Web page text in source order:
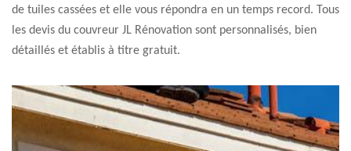
de tuiles cassées et elle vous répondra en un temps record. Tous
les devis du couvreur JL Rénovation sont personnalisés, bien
détaillés et établis à titre gratuit.